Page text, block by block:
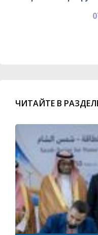
ЧИТАЙТЕ В